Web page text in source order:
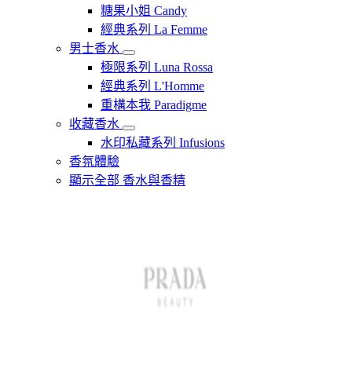
糖果小姐 Candy
經典系列 La Femme
男士香水
極限系列 Luna Rossa
經典系列 L'Homme
重構本我 Paradigme
收藏香水
水印私藏系列 Infusions
香氛體驗
顯示全部 香水與香精